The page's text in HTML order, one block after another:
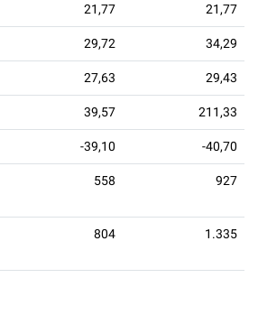
21,77 21,77
29,72 34,29
27,63 29,43
39,57 211,33
-39,10 -40,70
558 927
804 1.335